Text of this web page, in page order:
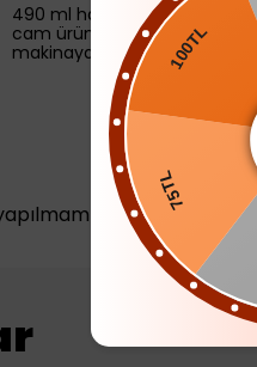
490 ml hacme sahiptir
cam üründür
makinaya uygundur
75TL
100TL